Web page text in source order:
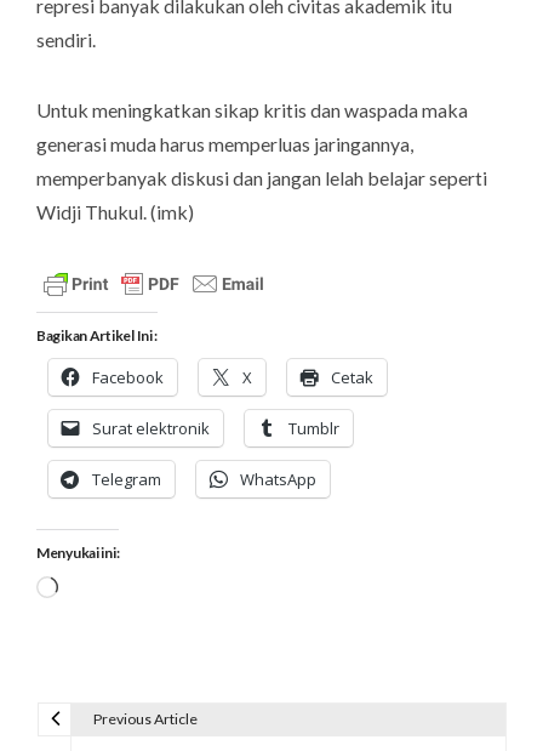
represi banyak dilakukan oleh civitas akademik itu
sendiri.
Untuk meningkatkan sikap kritis dan waspada maka
generasi muda harus memperluas jaringannya,
memperbanyak diskusi dan jangan lelah belajar seperti
Widji Thukul. (imk)
Bagikan Artikel Ini :
Facebook X Cetak
Surat elektronik Tumblr
Telegram WhatsApp
Menyukai ini:
Memuat...
Previous Article